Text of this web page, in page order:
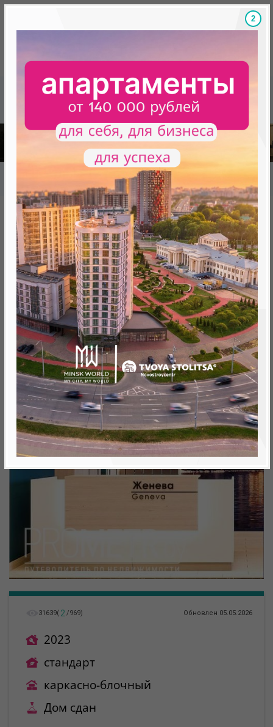
Скидки на новостройки, бонусы Готовые
База новостроек Минска «Минск Мир»
12.14 "Женева", квартал "Западная Европа"
12.14 "Женева", квартал
"Западная Европа"
нет в продаже
Минск, Октябрьский, ул. Жореса Алфёрова
метро «Ковальская Слобода», 566 м
31639( 2 /969) Обновлен 05.05.2026
2023
стандарт
каркасно-блочный
Дом сдан
1